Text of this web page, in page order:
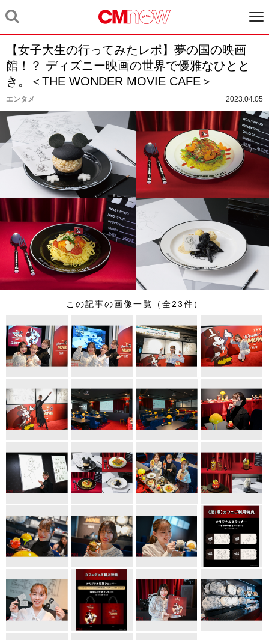
【女子大生の行ってみたレポ】夢の国の映画
館！？ ディズニー映画の世界で優雅なひとと
き。＜THE WONDER MOVIE CAFE＞
エンタメ 2023.04.05
この記事の画像一覧（全23件）